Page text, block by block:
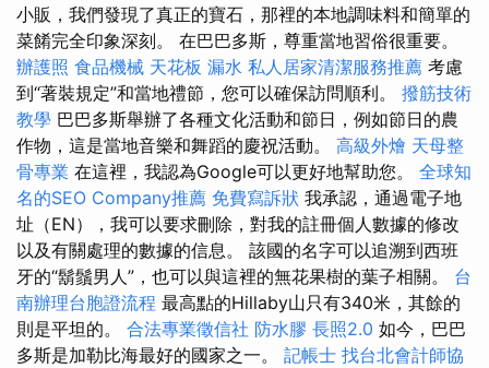
小販，我們發現了真正的寶石，那裡的本地調味料和簡單的
菜餚完全印象深刻。 在巴巴多斯，尊重當地習俗很重要。
辦護照 食品機械 天花板 漏水 私人居家清潔服務推薦 考慮
到“著裝規定”和當地禮節，您可以確保訪問順利。 撥筋技術
教學 巴巴多斯舉辦了各種文化活動和節日，例如節日的農
作物，這是當地音樂和舞蹈的慶祝活動。 高級外燴 天母整
骨專業 在這裡，我認為Google可以更好地幫助您。 全球知
名的SEO Company推薦 免費寫訴狀 我承認，通過電子地
址（EN），我可以要求刪除，對我的註冊個人數據的修改
以及有關處理的數據的信息。 該國的名字可以追溯到西班
牙的“鬍鬚男人”，也可以與這裡的無花果樹的葉子相關。 台
南辦理台胞證流程 最高點的Hillaby山只有340米，其餘的
則是平坦的。 合法專業徵信社 防水膠 長照2.0 如今，巴巴
多斯是加勒比海最好的國家之一。 記帳士 找台北會計師協